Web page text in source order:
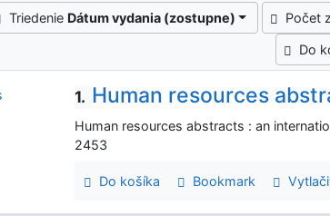
Triedenie Dátum vydania (zostupne) Počet
Do
1. Human resources
Human resources abstracts : an
2453
Do košíka Bookmark